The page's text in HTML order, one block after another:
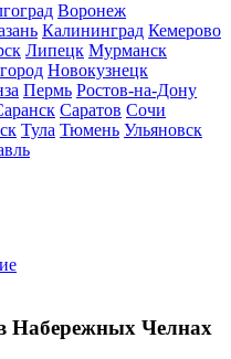
Воронеж
Калининград Кемерово
Липецк Мурманск
Новокузнецк
Пермь Ростов-на-Дону
Саратов Сочи
Тула Тюмень Ульяновск
Набережных Челнах